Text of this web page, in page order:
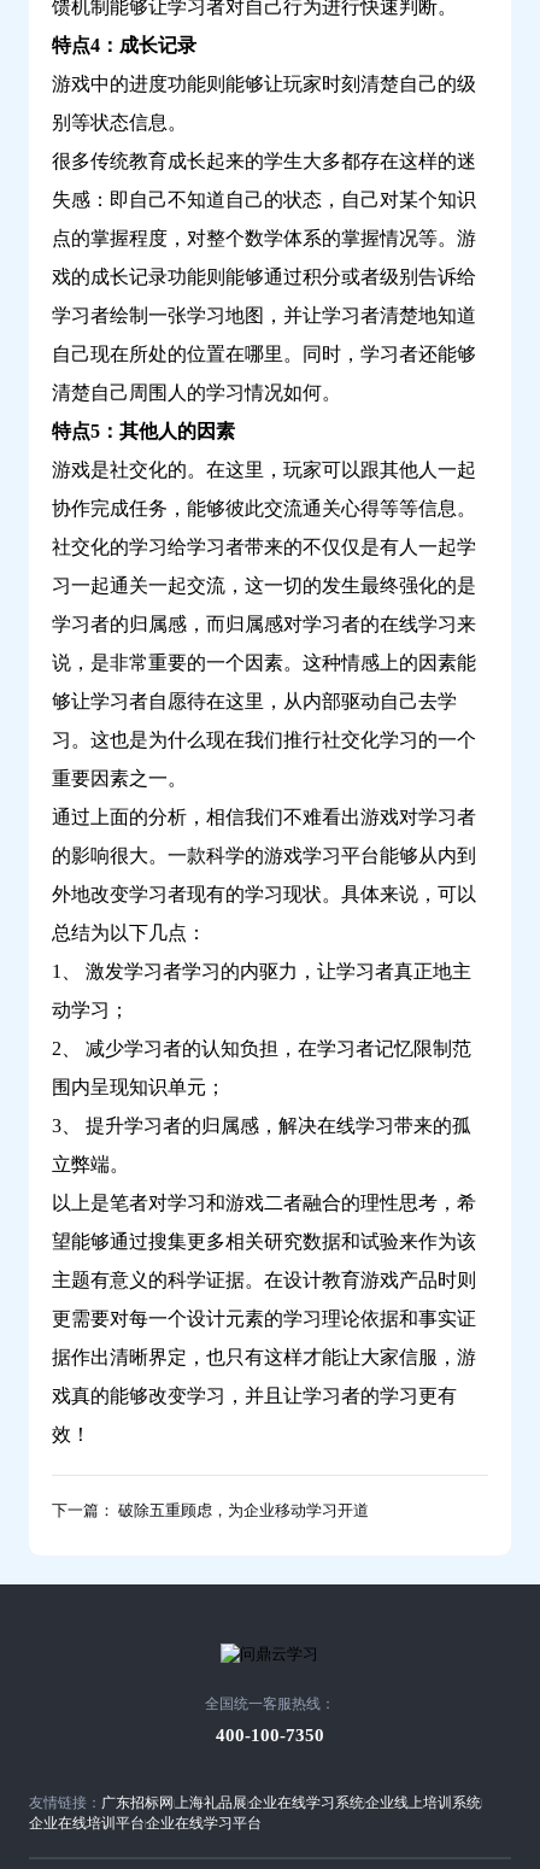
馈机制能够让学习者对自己行为进行快速判断。
特点4：成长记录
游戏中的进度功能则能够让玩家时刻清楚自己的级
别等状态信息。
很多传统教育成长起来的学生大多都存在这样的迷
失感：即自己不知道自己的状态，自己对某个知识
点的掌握程度，对整个数学体系的掌握情况等。游
戏的成长记录功能则能够通过积分或者级别告诉给
学习者绘制一张学习地图，并让学习者清楚地知道
自己现在所处的位置在哪里。同时，学习者还能够
清楚自己周围人的学习情况如何。
特点5：其他人的因素
游戏是社交化的。在这里，玩家可以跟其他人一起
协作完成任务，能够彼此交流通关心得等等信息。
社交化的学习给学习者带来的不仅仅是有人一起学
习一起通关一起交流，这一切的发生最终强化的是
学习者的归属感，而归属感对学习者的在线学习来
说，是非常重要的一个因素。这种情感上的因素能
够让学习者自愿待在这里，从内部驱动自己去学
习。这也是为什么现在我们推行社交化学习的一个
重要因素之一。
通过上面的分析，相信我们不难看出游戏对学习者
的影响很大。一款科学的游戏学习平台能够从内到
外地改变学习者现有的学习现状。具体来说，可以
总结为以下几点：
1、 激发学习者学习的内驱力，让学习者真正地主
动学习；
2、 减少学习者的认知负担，在学习者记忆限制范
围内呈现知识单元；
3、 提升学习者的归属感，解决在线学习带来的孤
立弊端。
以上是笔者对学习和游戏二者融合的理性思考，希
望能够通过搜集更多相关研究数据和试验来作为该
主题有意义的科学证据。在设计教育游戏产品时则
更需要对每一个设计元素的学习理论依据和事实证
据作出清晰界定，也只有这样才能让大家信服，游
戏真的能够改变学习，并且让学习者的学习更有
效！
下一篇： 破除五重顾虑，为企业移动学习开道
友情链接： 广东招标网 上海礼品展企业在线学习系统企业线上培训系统
企业在线培训平台企业在线学习平台
全国统一客服热线：
400-100-7350